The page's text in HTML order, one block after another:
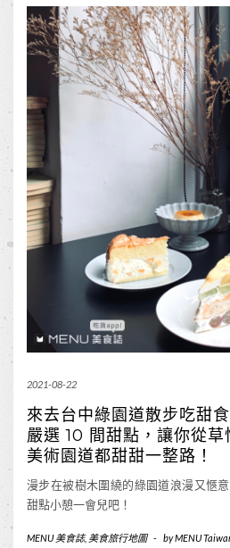
2021-08-22
來去台中綠園道散步吃甜
嚴選 10 間甜點，讓你從草
美術園道都甜甜一整路！
漫步在被樹木圍繞的綠園道浪漫又愜
甜點小憩一會兒吧！
MENU 美食誌, 美食旅行地圖 - byMENU